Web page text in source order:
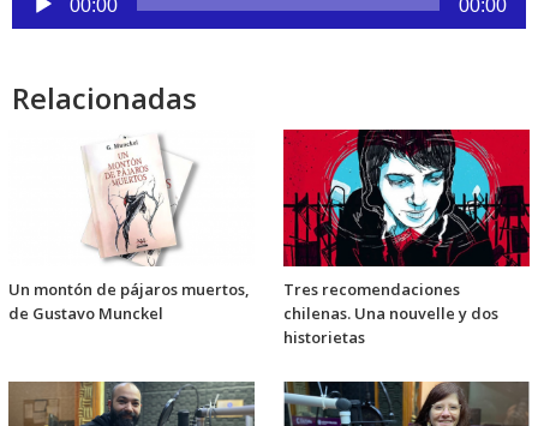
de
00:00 00:00
Relacionadas
Un montón de pájaros muertos,
de Gustavo Munckel
Tres recomendaciones
chilenas. Una nouvelle y dos
historietas